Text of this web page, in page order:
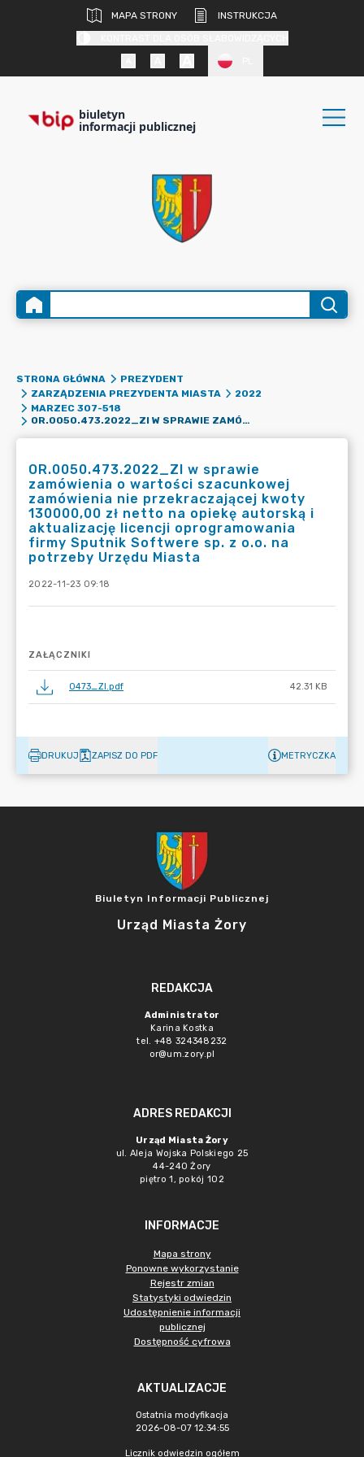
MAPA STRONY
INSTRUKCJA
biuletyn
informacji publicznej
STRONA GŁÓWNA
PREZYDENT
ZARZĄDZENIA PREZYDENTA MIASTA
2022
MARZEC 307-518
OR.0050.473.2022_ZI W SPRAWIE ZAMÓWIENIA O WARTOŚCI SZACUNKOWEJ ZAMÓWIENIA NIE PRZEKRACZAJĄCEJ KWOTY 130000,00 ZŁ NETTO NA OPIEKĘ AUTORSKĄ I AKTUALIZACJĘ LICENCJI OPROGRAMOWANIA FIRMY SPUTNIK SOFTWERE SP. Z O.O. NA POTRZEBY URZĘDU MIASTA
OR.0050.473.2022_ZI w sprawie
zamówienia o wartości szacunkowej
zamówienia nie przekraczającej kwoty
130000,00 zł netto na opiekę autorską i
aktualizację licencji oprogramowania
firmy Sputnik Softwere sp. z o.o. na
potrzeby Urzędu Miasta
2022-11-23 09:18
ZAŁĄCZNIKI
0473_ZI.pdf 42.31 KB
DRUKUJ ZAPISZ DO PDF METRYCZKA
Biuletyn Informacji Publicznej
Urząd Miasta Żory
REDAKCJA
Administrator
Karina Kostka
tel. +48 324348232
or@um.zory.pl
ADRES REDAKCJI
Urząd Miasta Żory
ul. Aleja Wojska Polskiego 25
44-240 Żory
piętro 1, pokój 102
INFORMACJE
Mapa strony
Ponowne wykorzystanie
Rejestr zmian
Statystyki odwiedzin
Udostępnienie informacji
publicznej
Dostępność cyfrowa
AKTUALIZACJE
Ostatnia modyfikacja
2026-08-07 12:34:55
Licznik odwiedzin ogółem